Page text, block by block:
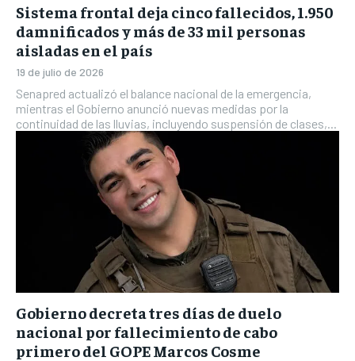
Sistema frontal deja cinco fallecidos, 1.950
damnificados y más de 33 mil personas
aisladas en el país
19 de julio de 2026
Senapred actualizó el balance nacional de la emergencia,
mientras el Gobierno anunció nuevas medidas por la
continuidad de las lluvias, incluyendo suspensión de clases,...
Gobierno decreta tres días de duelo
nacional por fallecimiento de cabo
primero del GOPE Marcos Cosme